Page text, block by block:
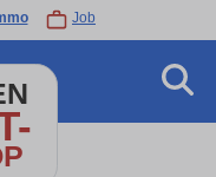
Job